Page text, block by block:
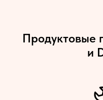
Продуктовые
и